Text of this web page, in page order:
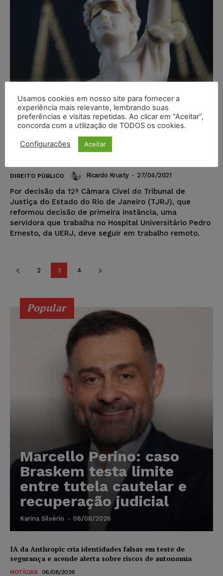
TJRJ decide que servidora idosa e
hipertensa deve seguir em
DIREITO PÚBLICO Ricardo Krusty - 27/04/2021
Por decisão da 12ª Câmara Cível do Tribunal de
Justiça do Estado do Rio de Janeiro (TJRJ), que
reformou decisão de primeira instância, uma
servidora que trabalha no Hospital Universitário Pedro
Ernesto, da UERJ, deve seguir em trabalho remoto.
2 3 4
Popular
Marcello Perino: caso
Braskem testa limite
entre tutela cautelar e
recuperação judicial
Karina Silvério - 06/08/2026
IA da Anthropic cria identidades falsas em teste de
segurança e acende alerta sobre riscos de autonomia
NOTÍCIAS 06/08/2026
Usamos cookies em nosso site para fornecer a
experiência mais relevante, lembrando suas
preferências e visitas repetidas. Ao clicar em “Aceitar”,
concorda com a utilização de TODOS os cookies.
Configurações Aceitar